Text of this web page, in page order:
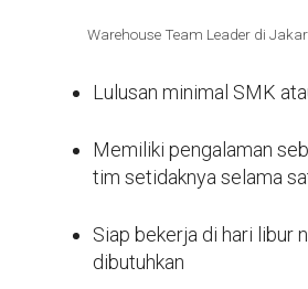
Warehouse Team Leader di
Lulusan minimal SMK
Memiliki pengalaman
tim setidaknya selama
Siap bekerja di hari libur
dibutuhkan